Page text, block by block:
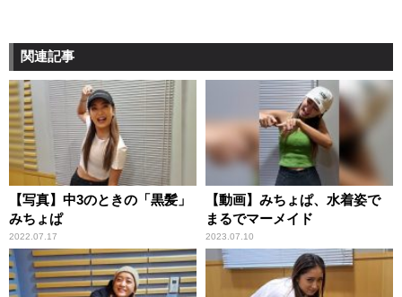
関連記事
【写真】中3のときの「黒髪」
みちょぱ
2022.07.17
【動画】みちょぱ、水着姿で
まるでマーメイド
2023.07.10